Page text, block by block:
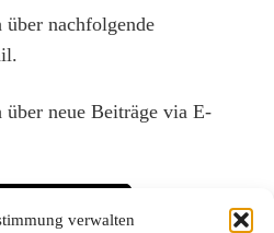
verwalten
nachfolgende
neue Beiträge via E-